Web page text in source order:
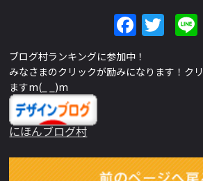
ブログ村ランキングに参加中！
みなさまのクリックが励みになります！ク
ますm(_ _)m
にほんブログ村